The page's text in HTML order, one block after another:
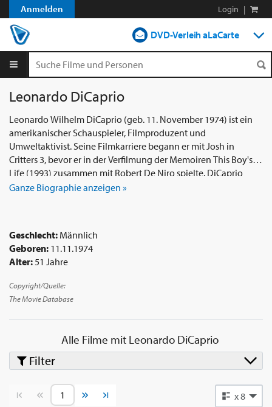
Anmelden Login |
DVD-Verleih aLaCarte
Shop
Blog
Leonardo DiCaprio
Leonardo Wilhelm DiCaprio (geb. 11. November 1974) ist ein
amerikanischer Schauspieler, Filmproduzent und
Umweltaktivist. Seine Filmkarriere begann er mit Josh in
Critters 3, bevor er in der Verfilmung der Memoiren This Boy's
Life (1993) zusammen mit Robert De Niro spielte. DiCaprio
wurde für seine Nebenrolle im Drama What's Eating Gilbert
Camerons epischer Romanze Titanic (1997) internationalen
Ruhm erlangte. Er wurde für sechs Academy Awards nominiert
- fünf für Schauspiel und eine für Produktion - und 2016
Revenant. DiCaprio ist der Gründer seiner eigenen
ein engagierter Umweltschützer.
Ganze Biographie anzeigen »
Geschlecht: Männlich
Geboren: 11.11.1974
Alter: 51 Jahre
Copyright/Quelle:
The Movie Database
Alle Filme mitLeonardo DiCaprio
Vorherige SeiteNächste Seite x 8
Filter